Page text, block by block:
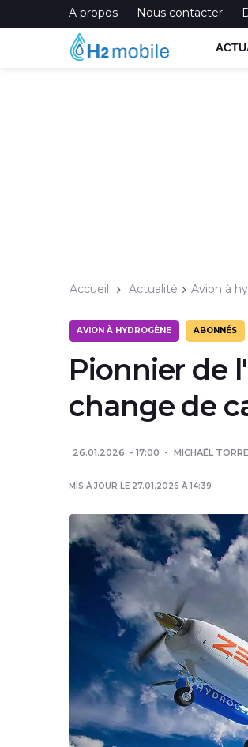
A propos Nous contacter
Accueil Actualité Avion à
AVION À HYDROGÈNE ABONNÉS
Pionnier de
change de
26.01.2026 17:00 MICHAËL
MIS À JOUR LE 27.01.2026 À 14:39